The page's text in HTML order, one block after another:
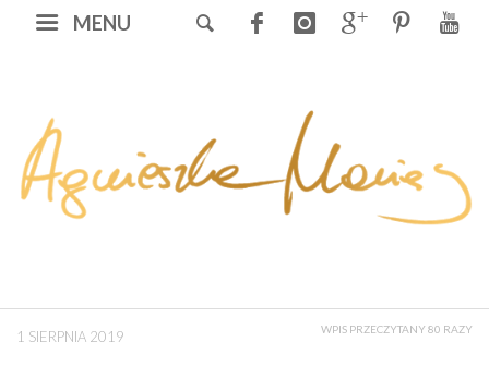
MENU
1 SIERPNIA 2019 WPIS PRZECZYTANY 80 RAZY